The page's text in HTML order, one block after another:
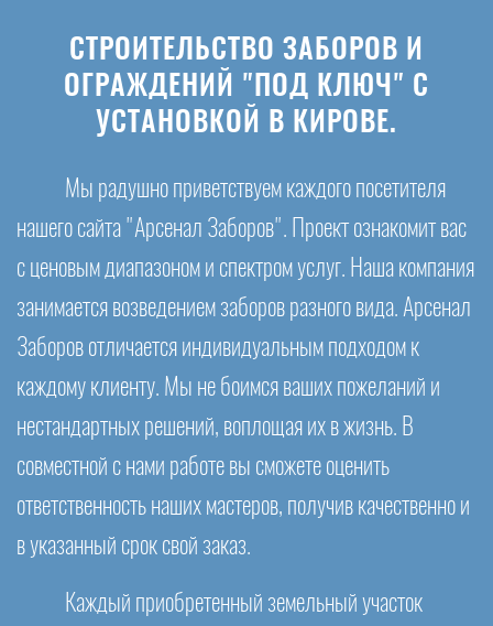
СТРОИТЕЛЬСТВО ЗАБОРОВ И
ОГРАЖДЕНИЙ "ПОД КЛЮЧ" С
УСТАНОВКОЙ В КИРОВЕ.
Мы радушно приветствуем каждого посетителя
нашего сайта "Арсенал Заборов". Проект ознакомит вас
с ценовым диапазоном и спектром услуг. Наша компания
занимается возведением заборов разного вида. Арсенал
Заборов отличается индивидуальным подходом к
каждому клиенту. Мы не боимся ваших пожеланий и
нестандартных решений, воплощая их в жизнь. В
совместной с нами работе вы сможете оценить
ответственность наших мастеров, получив качественно и
в указанный срок свой заказ.
Каждый приобретенный земельный участок